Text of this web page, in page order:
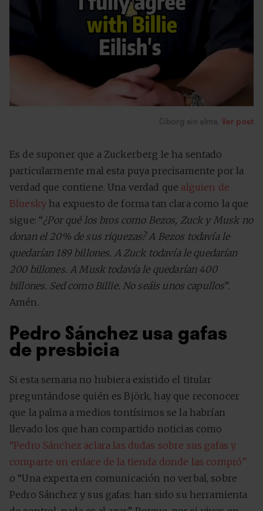
Cíborg sin alma. Ver post
Es de suponer que a Zuckerberg le ha sentado
particularmente mal esta puya precisamente por la
verdad que contiene. Una verdad que alguien de
Bluesky ha expuesto de forma tan clara como la que
sigue: “¿Por qué los bros como Bezos, Zuck y Musk no
donan el 20% de sus riquezas? A Bezos todavía le
quedarían 189 billones. A Zuck todavía le quedarían
200 billones. A Musk todavía le quedarían 400
billones. Sed como Billie. No seáis unos capullos”.
Amén.
Pedro Sánchez usa gafas
de presbicia
Si esta semana no hubiera existido el titular
preguntándose quién es Björk, hay que reconocer
que la palma a medios tontísimos se la habrían
llevado los que han compartido noticias como
“Pedro Sánchez aclara las dudas sobre sus gafas y
comparte un enlace de la tienda donde las compró”
o “Una experta en comunicación no verbal, sobre
Pedro Sánchez y sus gafas: han sido su herramienta